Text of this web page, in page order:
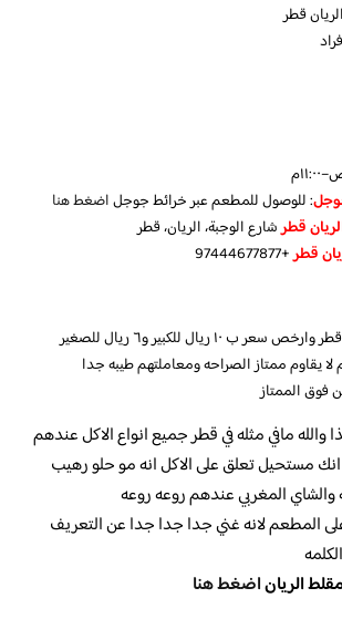
قطر
: للوصول للمطعم عبر خرائط جوجلاضغط هنا
قطرشارع الوجبة، الريان، قطر
قطر+97444677877
افضل شاورما تركى فى قطر وارخص سعر ب ١٠ ريال للكبير و٦ ريال للصغير
يقاوم ممتاز الصراحه ومعاملتهم طيبه جدا
فوق الممتاز
مافي مثله في قطر جميع انواع الاكل عندهم
مستحيل تعلق على الاكل انه مو حلو رهيب
المغربي عندهم روعه روعه
المطعم لانه غني جدا جدا جدا عن التعريف
الرياناضغط هنا